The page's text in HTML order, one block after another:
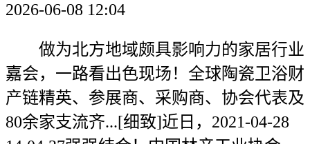
2026-06-08 12:04
做为北方地域颇具影响力的家居行业
嘉会，一路看出色现场！全球陶瓷卫浴财
产链精英、参展商、采购商、协会代表及
80余家支流齐...[细致]近日，2021-04-28